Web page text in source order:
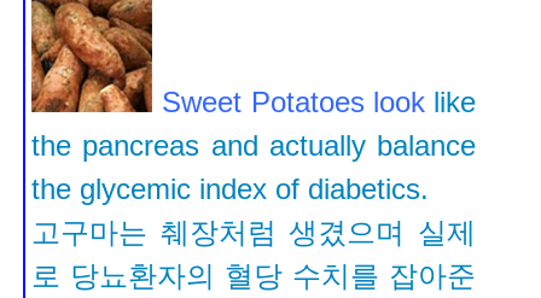
Sweet Potatoes looklike
the pancreas and actually balance
the glycemic index of diabetics.
고구마는 췌장처럼 생겼으며 실제
로 당뇨환자의 혈당 수치를 잡아준